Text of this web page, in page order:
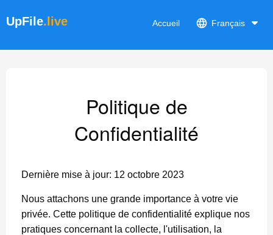
UpFile.live Accueil Français
Politique de
Confidentialité
Dernière mise à jour: 12 octobre 2023
Nous attachons une grande importance à votre vie
privée. Cette politique de confidentialité explique nos
pratiques concernant la collecte, l'utilisation, la